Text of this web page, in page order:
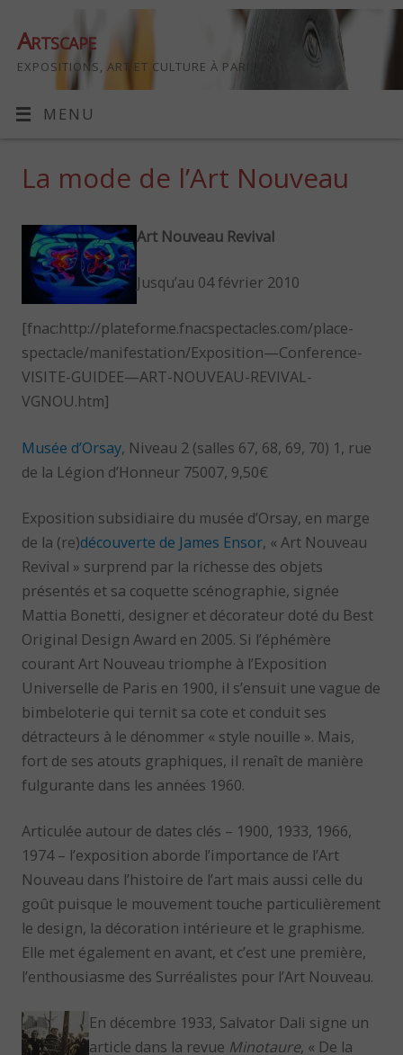
Artscape
EXPOSITIONS, ART ET CULTURE À PARIS
MENU
La mode de l’Art Nouveau
Art Nouveau Revival
Jusqu’au 04 février 2010
[fnac:http://plateforme.fnacspectacles.com/place-
spectacle/manifestation/Exposition—Conference-
VISITE-GUIDEE—ART-NOUVEAU-REVIVAL-
VGNOU.htm]
Musée d’Orsay, Niveau 2 (salles 67, 68, 69, 70) 1, rue
de la Légion d’Honneur 75007, 9,50€
Exposition subsidiaire du musée d’Orsay, en marge
de la (re)découverte de James Ensor, « Art Nouveau
Revival » surprend par la richesse des objets
présentés et sa coquette scénographie, signée
Mattia Bonetti, designer et décorateur doté du Best
Original Design Award en 2005. Si l’éphémère
courant Art Nouveau triomphe à l’Exposition
Universelle de Paris en 1900, il s’ensuit une vague de
bimbeloterie qui ternit sa cote et conduit ses
détracteurs à le dénommer « style nouille ». Mais,
fort de ses atouts graphiques, il renaît de manière
fulgurante dans les années 1960.
Articulée autour de dates clés – 1900, 1933, 1966,
1974 – l’exposition aborde l’importance de l’Art
Nouveau dans l’histoire de l’art mais aussi celle du
goût puisque le mouvement touche particulièrement
le design, la décoration intérieure et le graphisme.
Elle met également en avant, et c’est une première,
l’enthousiasme des Surréalistes pour l’Art Nouveau.
En décembre 1933, Salvator Dali signe un
article dans la revue Minotaure, « De la